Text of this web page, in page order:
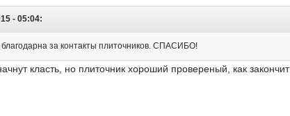
- 05:04:
за контакты плиточников. СПАСИБО!
класть, но плиточник хороший провереный, как